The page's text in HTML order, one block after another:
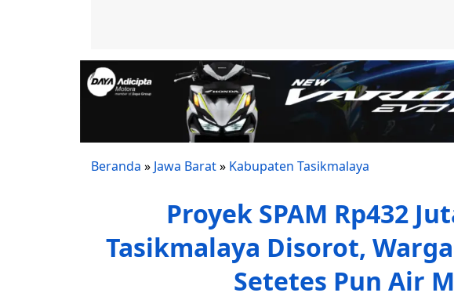
Beranda » Jawa Barat» Kabupaten Tasikmalaya
Proyek SPAM Rp432
Tasikmalaya Disorot,
Setetes Pun Air